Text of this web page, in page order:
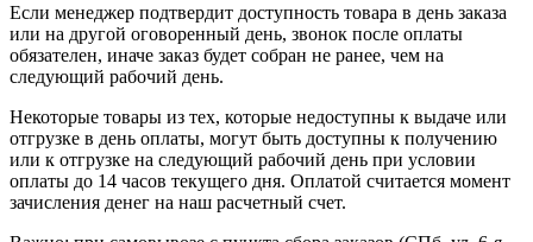
Если менеджер подтвердит доступность товара в день заказа
или на другой оговоренный день, звонок после оплаты
обязателен, иначе заказ будет собран не ранее, чем на
следующий рабочий день.
Некоторые товары из тех, которые недоступны к выдаче или
отгрузке в день оплаты, могут быть доступны к получению
или к отгрузке на следующий рабочий день при условии
оплаты до 14 часов текущего дня. Оплатой считается момент
зачисления денег на наш расчетный счет.